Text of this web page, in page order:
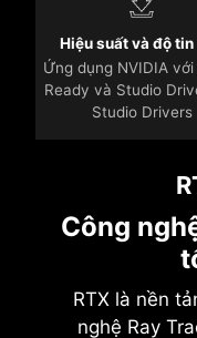
Hiệu suất và độ
Ứng dụng NVIDIA với
Ready và Studio
Studio Drivers
Công
RTX là nền
nghệ Ray